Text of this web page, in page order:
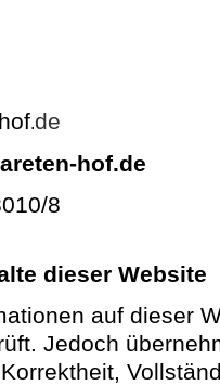
de
hof.de
8
dieser Website
auf dieser
Jedoch